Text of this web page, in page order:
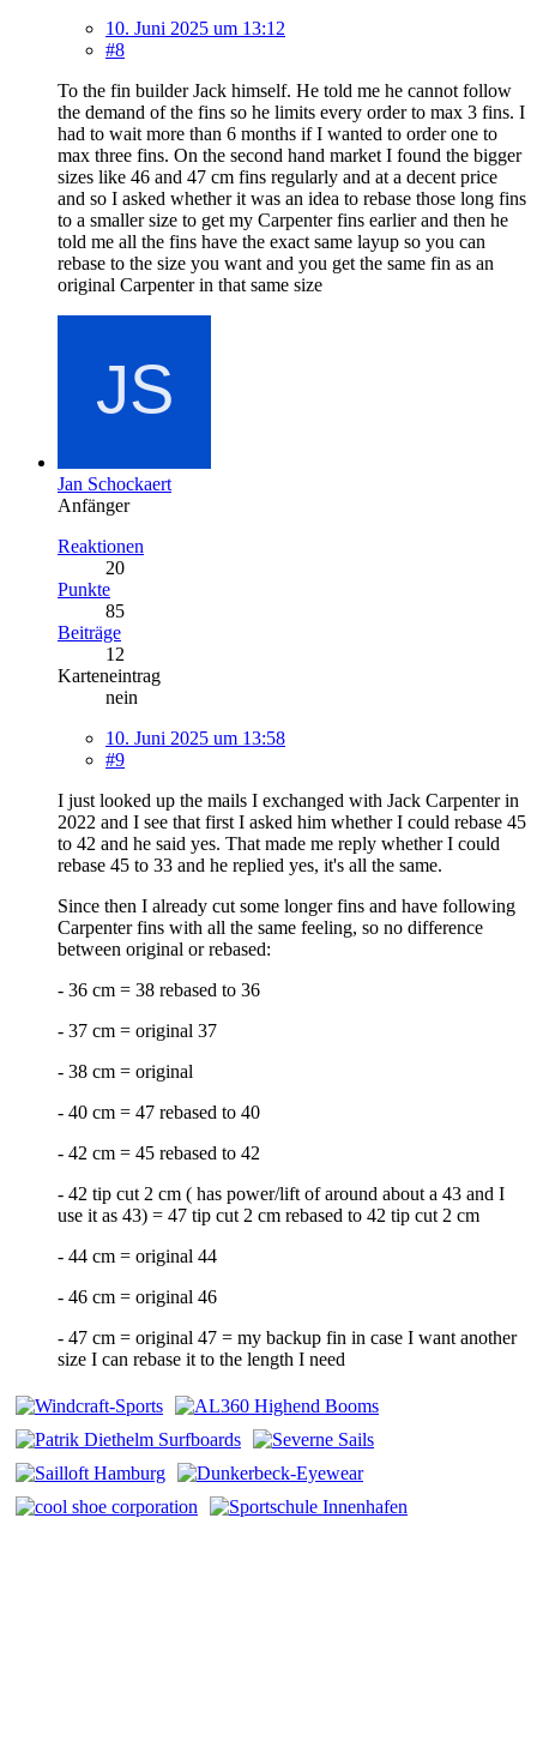
10. Juni 2025 um 13:12
#8
To the fin builder Jack himself. He told me he cannot follow
the demand of the fins so he limits every order to max 3 fins. I
had to wait more than 6 months if I wanted to order one to
max three fins. On the second hand market I found the bigger
sizes like 46 and 47 cm fins regularly and at a decent price
and so I asked whether it was an idea to rebase those long fins
to a smaller size to get my Carpenter fins earlier and then he
told me all the fins have the exact same layup so you can
rebase to the size you want and you get the same fin as an
original Carpenter in that same size
Jan Schockaert
Anfänger
Reaktionen
20
Punkte
85
Beiträge
12
Karteneintrag
nein
10. Juni 2025 um 13:58
#9
I just looked up the mails I exchanged with Jack Carpenter in
2022 and I see that first I asked him whether I could rebase 45
to 42 and he said yes. That made me reply whether I could
rebase 45 to 33 and he replied yes, it's all the same.
Since then I already cut some longer fins and have following
Carpenter fins with all the same feeling, so no difference
between original or rebased:
- 36 cm = 38 rebased to 36
- 37 cm = original 37
- 38 cm = original
- 40 cm = 47 rebased to 40
- 42 cm = 45 rebased to 42
- 42 tip cut 2 cm ( has power/lift of around about a 43 and I
use it as 43) = 47 tip cut 2 cm rebased to 42 tip cut 2 cm
- 44 cm = original 44
- 46 cm = original 46
- 47 cm = original 47 = my backup fin in case I want another
size I can rebase it to the length I need